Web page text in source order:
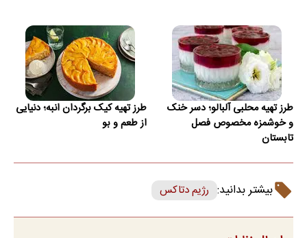
طرز تهیه محلبی آلبالو؛ دسر خنک
و خوشمزه مخصوص فصل
تابستان
طرز تهیه کیک برگردان انبه؛ دنیایی
از طعم و بو
بیشتر بدانید: رژیم دتاکس